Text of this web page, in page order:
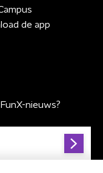
de app
nieuws?